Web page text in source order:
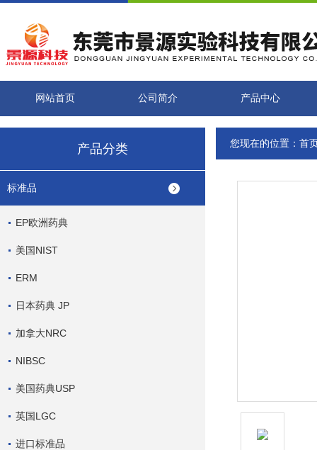
网站首页 公司简介 产品中心
产品分类
标准品
EP欧洲药典
美国NIST
ERM
日本药典 JP
加拿大NRC
NIBSC
美国药典USP
英国LGC
进口标准品
您现在的位置： 首